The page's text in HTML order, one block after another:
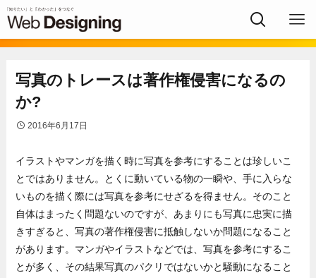
写真のトレースは著作権侵害になるの
か?
2016年6月17日
イラストやマンガを描く時に写真を参考にすることは珍しいこ
とではありません。とくに動いている物の一瞬や、手に入らな
いものを描く際には写真を参考にせざるを得ません。そのこと
自体はまったく問題ないのですが、あまりにも写真に忠実に描
きすぎると、写真の著作権侵害に抵触しないか問題になること
があります。マンガやイラストなどでは、写真を参考にするこ
とが多く、その結果写真のパクリではないかと騒動になること